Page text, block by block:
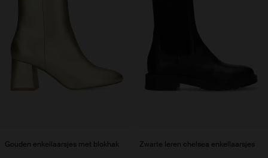
Gouden enkellaarsjes met blokhak Zwarte leren chelsea enkellaarsjes